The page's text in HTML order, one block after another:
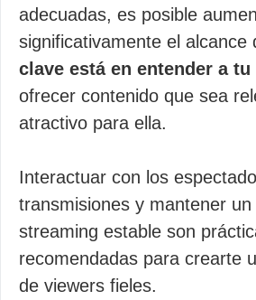
adecuadas, es posible
significativamente el alcance
clave está en entender a
ofrecer contenido que sea
atractivo para ella.
Interactuar con los
transmisiones y mantener
streaming estable son
recomendadas para crearte
de viewers fieles.